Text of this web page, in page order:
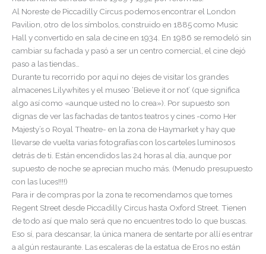
Al Noreste de Piccadilly Circus podemos encontrar el London
Pavilion, otro de los símbolos, construido en 1885 como Music
Hall y convertido en sala de cine en 1934. En 1986 se remodeló sin
cambiar su fachada y pasó a ser un centro comercial, el cine dejó
paso a las tiendas…
Durante tu recorrido por aquí no dejes de visitar los grandes
almacenes Lilywhites y el museo ‘Believe it or not’ (que significa
algo así como «aunque usted no lo crea»). Por supuesto son
dignas de ver las fachadas de tantos teatros y cines -como Her
Majesty’s o Royal Theatre- en la zona de Haymarket y hay que
llevarse de vuelta varias fotografías con los carteles luminosos
detrás de ti. Están encendidos las 24 horas al día, aunque por
supuesto de noche se aprecian mucho más. (Menudo presupuesto
con las luces!!!!)
Para ir de compras por la zona te recomendamos que tomes
Regent Street desde Piccadilly Circus hasta Oxford Street. Tienen
de todo así que malo será que no encuentres todo lo que buscas.
Eso sí, para descansar, la única manera de sentarte por allí es entrar
a algún restaurante. Las escaleras de la estatua de Eros no están